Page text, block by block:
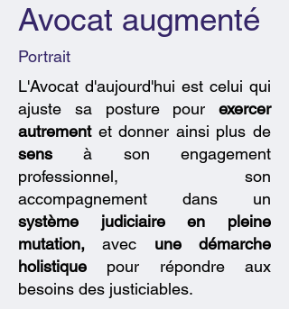
Avocat augmenté
Portrait
L'Avocat d'aujourd'hui est celui qui
ajuste sa posture pour exercer
autrementet donner ainsi plus de
sensà son engagement
professionnel, son
accompagnement dans un
système judiciaire en pleine
mutation,avec une démarche
holistique pour
répondre aux
besoins des justiciables.